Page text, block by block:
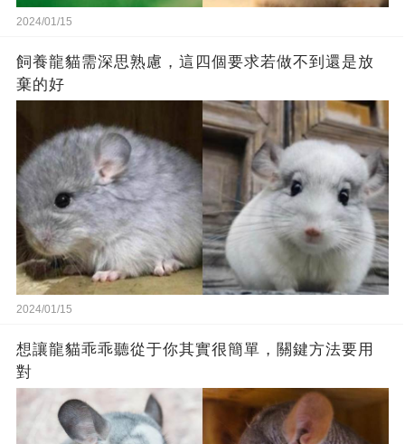
2024/01/15
飼養龍貓需深思熟慮，這四個要求若做不到還是放
棄的好
2024/01/15
想讓龍貓乖乖聽從于你其實很簡單，關鍵方法要用
對